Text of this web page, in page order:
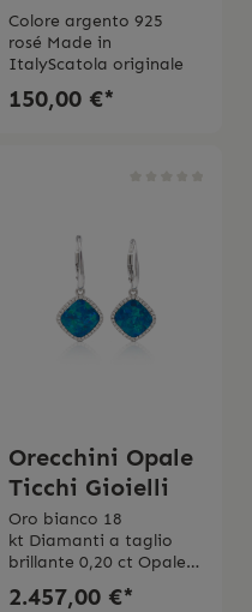
Elegance Chic
WELGO139
Colore argento 925
rosé Made in
ItalyScatola originale
150,00 €*
Orecchini Opale
Ticchi Gioielli
Oro bianco 18
kt Diamanti a taglio
brillante 0,20 ct Opale
doppietto australia
2.457,00 €*